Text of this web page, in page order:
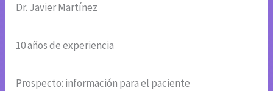
Dr. Javier Martínez
10 años de experiencia
Prospecto: información para el paciente